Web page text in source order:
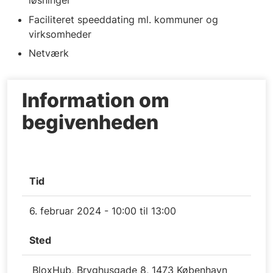
Faciliteret speeddating ml. kommuner og
virksomheder
Netværk
Information om
begivenheden
Tid
6. februar 2024 - 10:00 til 13:00
Sted
BloxHub, Bryghusgade 8, 1473 København